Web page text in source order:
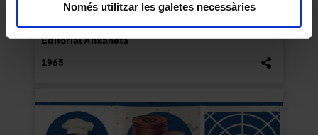
Només utilitzar les galetes necessàries
«1965, Anxaneta»
Editorial Anxaneta
1965